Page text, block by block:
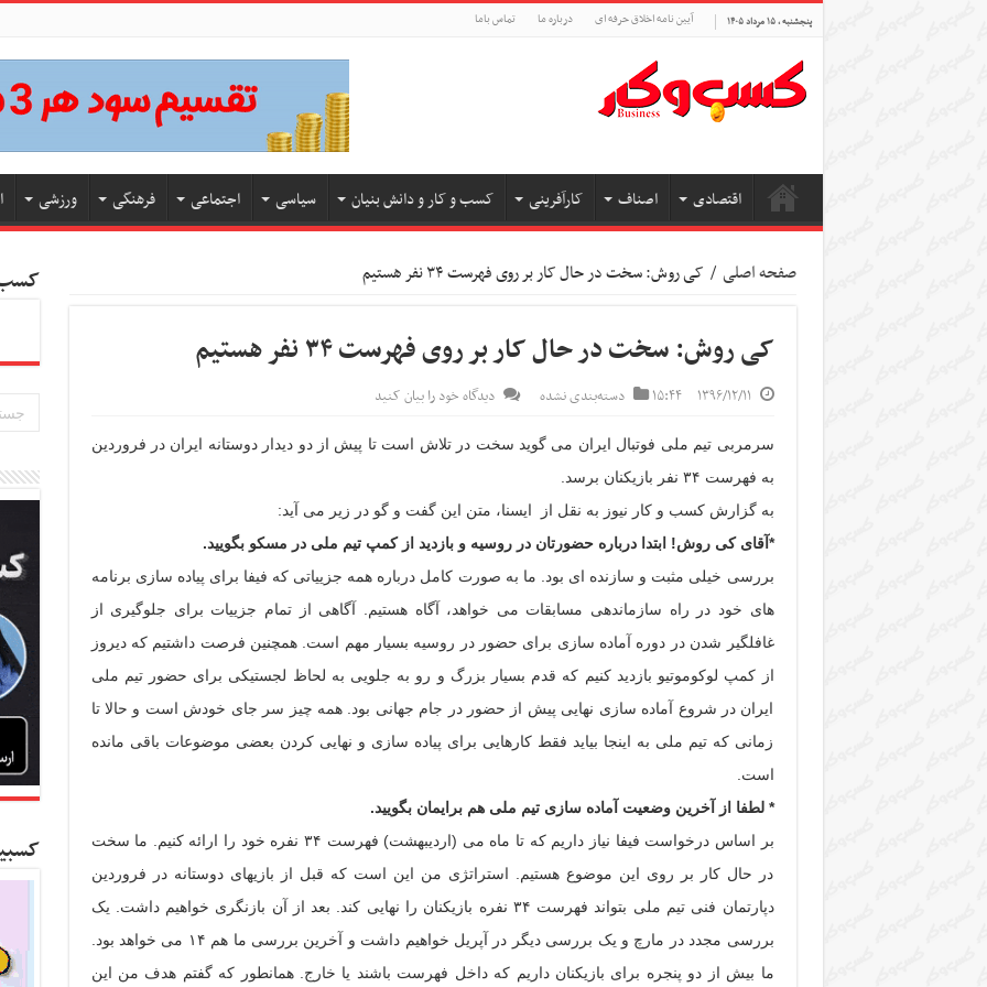
پنجشنبه , ۱۵ مرداد ۱۴۰۵ آیین نامه اخلاق حرفه ای درباره ما تماس باما
اقتصادی اصناف کارآفرینی کسب و کار و دانش بنیان سیاسی اجتماعی فرهنگی ورزشی
صفحه اصلی / کی روش: سخت در حال کار بر روی فهرست ۳۴ نفر هستیم
کی روش: سخت در حال کار بر روی فهرست ۳۴ نفر هستیم
۱۳۹۶/۱۲/۱۱ ۱۵:۴۴ دسته‌بندی نشده دیدگاه خود را بیان کنید
سرمربی تیم ملی فوتبال ایران می گوید سخت در تلاش است تا پیش از دو دیدار دوستانه ایران در فروردین
به فهرست ۳۴ نفر بازیکنان برسد.
به گزارش کسب و کار نیوز به نقل از ایسنا، متن این گفت و گو در زیر می آید:
*آقای کی روش! ابتدا درباره حضورتان در روسیه و بازدید از کمپ تیم ملی در مسکو بگویید.
بررسی خیلی مثبت و سازنده ای بود. ما به صورت کامل درباره همه جزییاتی که فیفا برای پیاده سازی برنامه
های خود در راه سازماندهی مسابقات می خواهد، آگاه هستیم. آگاهی از تمام جزییات برای جلوگیری از
غافلگیر شدن در دوره آماده سازی برای حضور در روسیه بسیار مهم است. همچنین فرصت داشتیم که دیروز
از کمپ لوکوموتیو بازدید کنیم که قدم بسیار بزرگ و رو به جلویی به لحاظ لجستیکی برای حضور تیم ملی
ایران در شروع آماده سازی نهایی پیش از حضور در جام جهانی بود. همه چیز سر جای خودش است و حالا تا
زمانی که تیم ملی به اینجا بیاید فقط کارهایی برای پیاده سازی و نهایی کردن بعضی موضوعات باقی مانده
است.
* لطفا از آخرین وضعیت آماده سازی تیم ملی هم برایمان بگویید.
بر اساس درخواست فیفا نیاز داریم که تا ماه می (اردیبهشت) فهرست ۳۴ نفره خود را ارائه کنیم. ما سخت
در حال کار بر روی این موضوع هستیم. استراتژی من این است که قبل از بازیهای دوستانه در فروردین
دپارتمان فنی تیم ملی بتواند فهرست ۳۴ نفره بازیکنان را نهایی کند. بعد از آن بازنگری خواهیم داشت. یک
بررسی مجدد در مارچ و یک بررسی دیگر در آپریل خواهیم داشت و آخرین بررسی ما هم ۱۴ می خواهد بود.
ما بیش از دو پنجره برای بازیکنان داریم که داخل فهرست باشند یا خارج. همانطور که گفتم هدف من این
کسب